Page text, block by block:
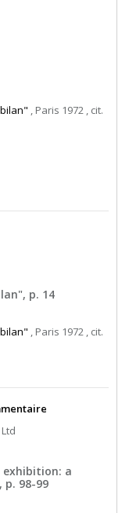
, Paris 1972 , cit.
p. 14
, Paris 1972 , cit.
exhibition: a
p. 98-99